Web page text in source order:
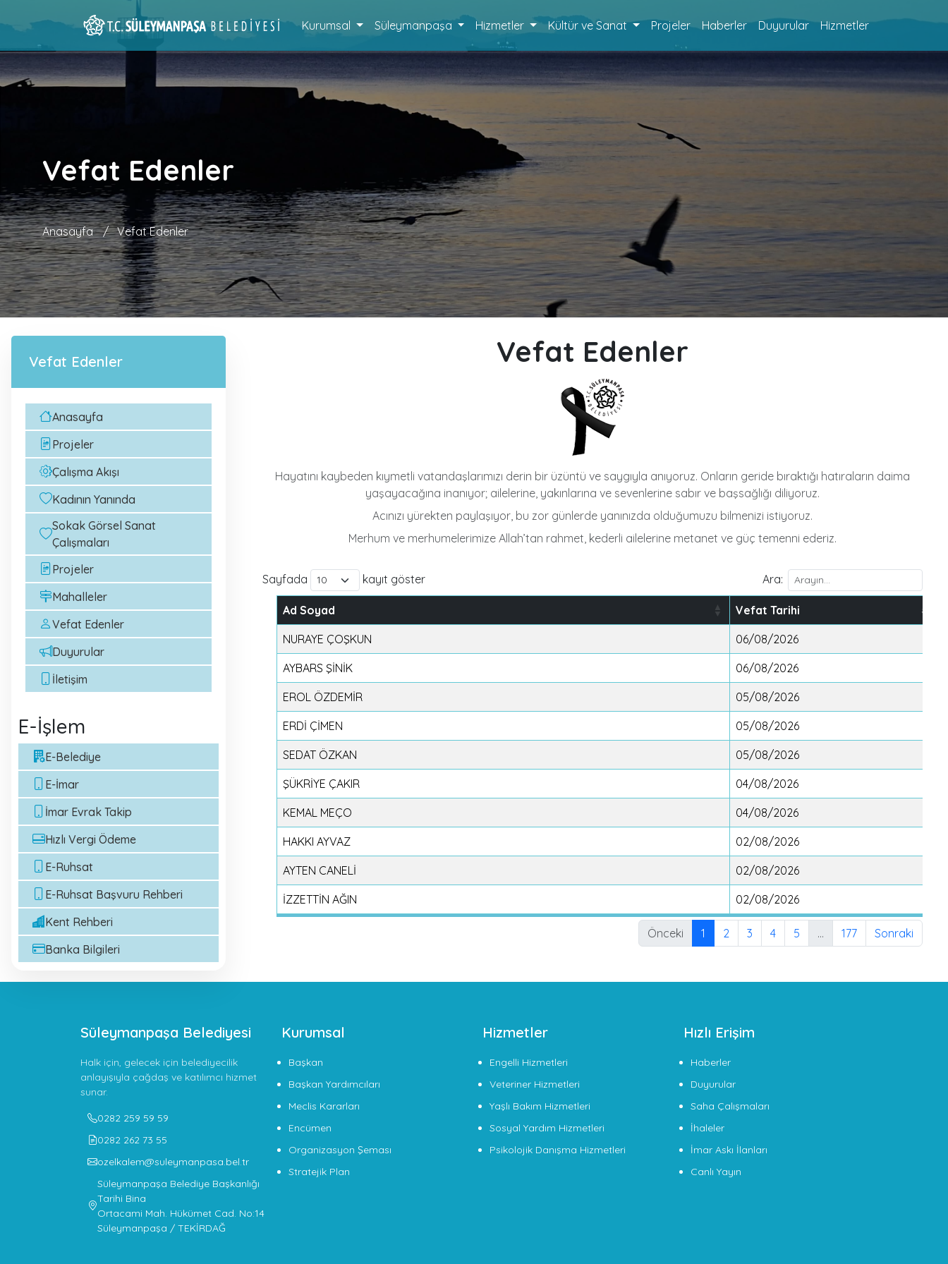
Kurumsal Süleymanpaşa Hizmetler Kültür ve Sanat Projeler Haberler Duyurular Hizmetler
Vefat Edenler
Anasayfa / Vefat Edenler
Vefat Edenler
Anasayfa
Projeler
Çalışma Akışı
Kadının Yanında
Sokak Görsel Sanat
Çalışmaları
Projeler
Mahalleler
Vefat Edenler
Duyurular
İletişim
E-İşlem
E-Belediye
E-İmar
İmar Evrak Takip
Hızlı Vergi Ödeme
E-Ruhsat
E-Ruhsat Başvuru Rehberi
Kent Rehberi
Banka Bilgileri
Vefat Edenler
Hayatını kaybeden kıymetli vatandaşlarımızı derin bir üzüntü ve saygıyla anıyoruz. Onların geride bıraktığı hatıraların daima
yaşayacağına inanıyor; ailelerine, yakınlarına ve sevenlerine sabır ve başsağlığı diliyoruz.
Acınızı yürekten paylaşıyor, bu zor günlerde yanınızda olduğumuzu bilmenizi istiyoruz.
Merhum ve merhumelerimize Allah’tan rahmet, kederli ailelerine metanet ve güç temenni ederiz.
Sayfada kayıt göster Ara:
Ad Soyad Vefat Tarihi
NURAYE ÇOŞKUN 06/08/2026
AYBARS ŞİNİK 06/08/2026
EROL ÖZDEMİR 05/08/2026
ERDİ ÇİMEN 05/08/2026
SEDAT ÖZKAN 05/08/2026
ŞÜKRİYE ÇAKIR 04/08/2026
KEMAL MEÇO 04/08/2026
HAKKI AYVAZ 02/08/2026
AYTEN CANELİ 02/08/2026
İZZETTİN AĞIN 02/08/2026
Önceki 1 2 3 4 5 … 177 Sonraki
Süleymanpaşa Belediyesi
Halk için, gelecek için belediyecilik
anlayışıyla çağdaş ve katılımcı hizmet
sunar.
0282 259 59 59
0282 262 73 55
ozelkalem@suleymanpasa.bel.tr
Süleymanpaşa Belediye Başkanlığı
Tarihi Bina
Ortacami Mah. Hükümet Cad. No:14
Süleymanpaşa / TEKİRDAĞ
Kurumsal
Başkan
Başkan Yardımcıları
Meclis Kararları
Encümen
Organizasyon Şeması
Stratejik Plan
Hizmetler
Engelli Hizmetleri
Veteriner Hizmetleri
Yaşlı Bakım Hizmetleri
Sosyal Yardım Hizmetleri
Psikolojik Danışma Hizmetleri
Hızlı Erişim
Haberler
Duyurular
Saha Çalışmaları
İhaleler
İmar Askı İlanları
Canlı Yayın